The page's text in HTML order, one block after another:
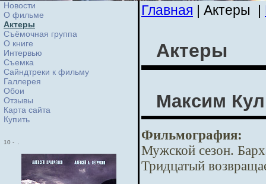
Новости
О фильме
Актеры
Съёмочная группа
О книге
Интервью
Cъемка
Сайндтреки к фильму
Галлерея
Обои
Отзывы
Карта сайта
Купить
10 -
Главная | Актеры |
Актеры
Максим
Фильмография:
Мужской сезон.
Тридцатый